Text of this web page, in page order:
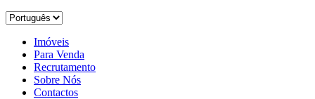
Imóveis
Para Venda
Recrutamento
Sobre Nós
Contactos